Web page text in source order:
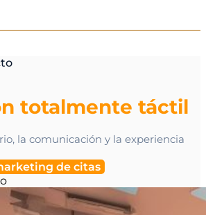
totalmente táctil
la comunicación y la experiencia
de citas